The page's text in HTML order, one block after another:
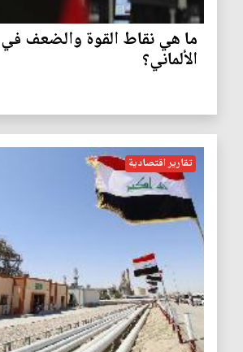
ما هي نقاط القوة والضعف في
الألماني؟
تقارير اقتصادية